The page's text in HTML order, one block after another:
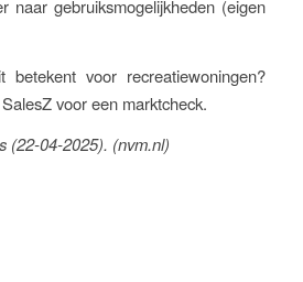
naar gebruiksmogelijkheden (eigen
voor recreatiewoningen?
voor een marktcheck.
(22-04-2025). (nvm.nl)